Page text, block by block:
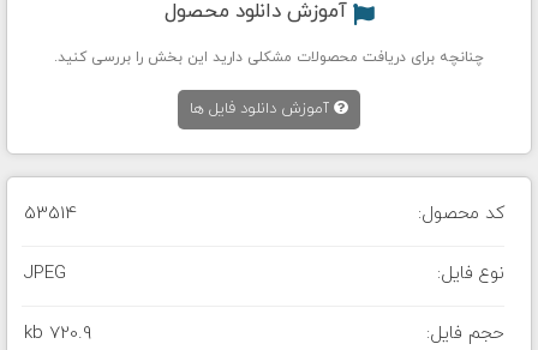
آموزش دانلود محصول
چنانچه برای دریافت محصولات مشکلی دارید این بخش را بررسی کنید.
آموزش دانلود فایل ها
کد محصول: 53514
نوع فایل: JPEG
حجم فایل: 720.9 kb